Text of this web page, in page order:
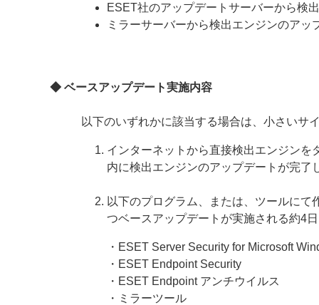
ESET社のアップデートサーバーから検
ミラーサーバーから検出エンジンのアッ
◆ ベースアップデート実施内容
以下のいずれかに該当する場合は、小さいサ
インターネットから直接検出エンジン
内に検出エンジンのアップデートが完了
以下のプログラム、または、ツールに
つベースアップデートが実施される約4
・ESET Server Security for Microsoft
・ESET Endpoint Security
・ESET Endpoint アンチウイルス
・ミラーツール